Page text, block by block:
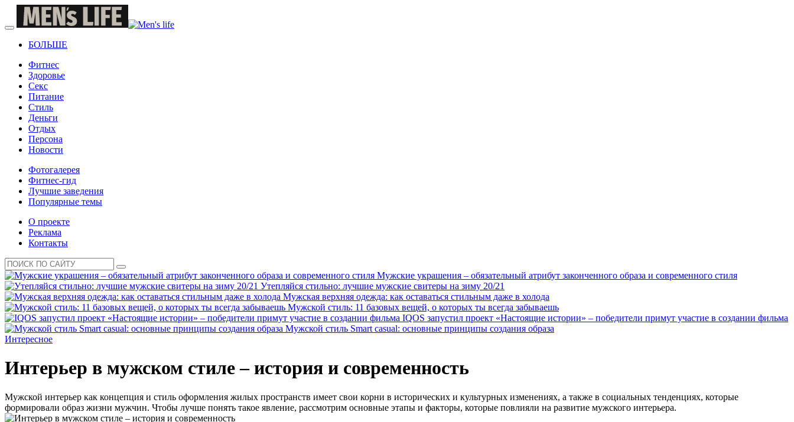
БОЛЬШЕ
Фитнес
Здоровье
Секс
Питание
Стиль
Деньги
Отдых
Персона
Новости
Фотогалерея
Фитнес-гид
Лучшие заведения
Популярные темы
О проекте
Реклама
Контакты
Мужские украшения – обязательный атрибут законченного образа и современного стиля
Утепляйся стильно: лучшие мужские свитеры на зиму 20/21
Мужская верхняя одежда: как оставаться стильным даже в холода
Мужской стиль: 11 базовых вещей, о которых ты всегда забываешь
IQOS запустил проект «Настоящие истории» – победители примут участие в создании фильма
Мужской стиль Smart casual: основные принципы создания образа
Интересное
Интерьер в мужском стиле – история и современность
Мужской интерьер как концепция и стиль оформления жилых пространств имеет свои корни в исторических и культурных изменениях, а также в социальных тенденциях, которые
формировали образ жизни мужчин. Чтобы лучше понять такое явление, рассмотрим основные этапы и факторы, которые повлияли на развитие мужского интерьера.